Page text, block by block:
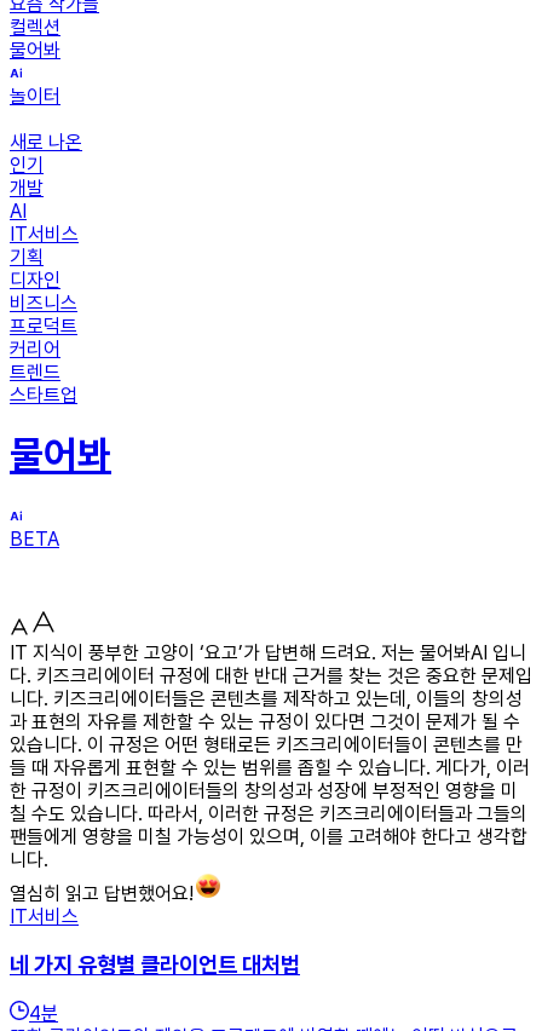
컬렉션
물어봐
놀이터
새로 나온
인기
개발
AI
IT서비스
기획
디자인
비즈니스
프로덕트
커리어
트렌드
스타트업
물어봐
BETA
IT 지식이 풍부한 고양이 ‘요고’가 답변해 드려요. 저는 물어봐AI 입니
다. 키즈크리에이터 규정에 대한 반대 근거를 찾는 것은 중요한 문제입
니다. 키즈크리에이터들은 콘텐츠를 제작하고 있는데, 이들의 창의성
과 표현의 자유를 제한할 수 있는 규정이 있다면 그것이 문제가 될 수
있습니다. 이 규정은 어떤 형태로든 키즈크리에이터들이 콘텐츠를 만
들 때 자유롭게 표현할 수 있는 범위를 좁힐 수 있습니다. 게다가, 이러
한 규정이 키즈크리에이터들의 창의성과 성장에 부정적인 영향을 미
칠 수도 있습니다. 따라서, 이러한 규정은 키즈크리에이터들과 그들의
팬들에게 영향을 미칠 가능성이 있으며, 이를 고려해야 한다고 생각합
니다.
열심히 읽고 답변했어요!
IT서비스
네 가지 유형별 클라이언트 대처법
4분